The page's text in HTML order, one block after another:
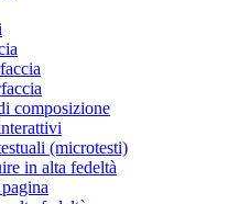
composizione
(microtesti)
in alta fedeltà